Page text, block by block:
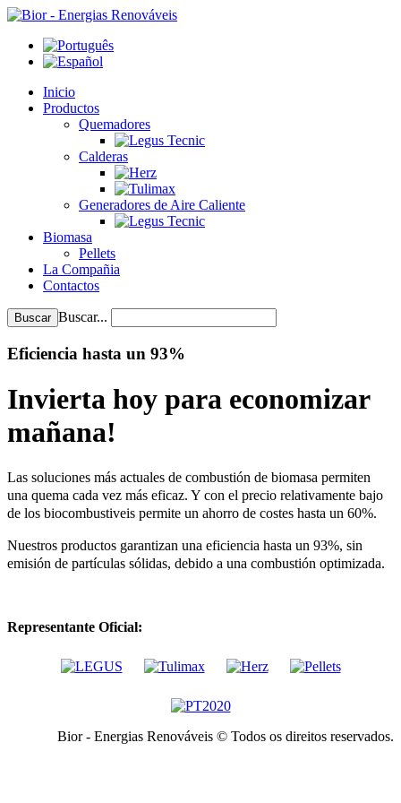
Inicio
Productos
Quemadores
Calderas
Generadores de Aire Caliente
Biomasa
Pellets
La Compañia
Contactos
Buscar Buscar...
Eficiencia hasta un 93%
Invierta hoy para economizar
mañana!
Las soluciones más actuales de combustión de biomasa permiten
una quema cada vez más eficaz. Y con el precio relativamente bajo
de los biocombustiveis permite un ahorro de costes hasta un 60%.
Nuestros productos garantizan una eficiencia hasta un 93%, sin
emisión de partículas sólidas, debido a una combustión optimizada.
Representante Oficial:
Bior - Energias Renováveis © Todos os direitos reservados.